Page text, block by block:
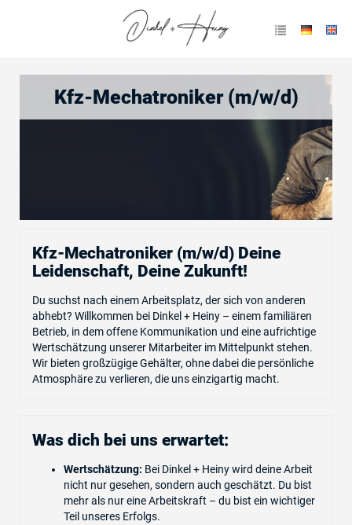
Kfz-Mechatroniker (m/w/d)
Kfz-Mechatroniker (m/w/d) Deine
Leidenschaft, Deine Zukunft!
Du suchst nach einem Arbeitsplatz, der sich von anderen
abhebt? Willkommen bei Dinkel + Heiny – einem familiären
Betrieb, in dem offene Kommunikation und eine aufrichtige
Wertschätzung unserer Mitarbeiter im Mittelpunkt stehen.
Wir bieten großzügige Gehälter, ohne dabei die persönliche
Atmosphäre zu verlieren, die uns einzigartig macht.
Was dich bei uns erwartet:
Wertschätzung: Bei Dinkel + Heiny wird deine Arbeit
nicht nur gesehen, sondern auch geschätzt. Du bist
mehr als nur eine Arbeitskraft – du bist ein wichtiger
Teil unseres Erfolgs.